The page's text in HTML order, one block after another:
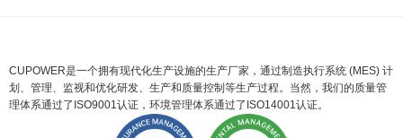
CUPOWER是一个拥有现代化生产设施的生产厂家，通过制造执行系统 (MES) 计
划、管理、监视和优化研发、生产和质量控制等生产过程。当然，我们的质量管
理体系通过了ISO9001认证，环境管理体系通过了ISO14001认证。